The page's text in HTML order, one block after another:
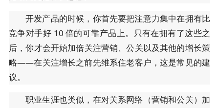
开发产品的时候，你首先要把注意力集中在拥有比
竞争对手好 10 倍的可靠产品上。只有在拥有了这些之
后，你才会开始加倍关注营销、公关以及其他的增长策
略——在关注增长之前先维系住老客户，这是常见的建
议。
职业生涯也类似，在对关系网络（营销和公关）加